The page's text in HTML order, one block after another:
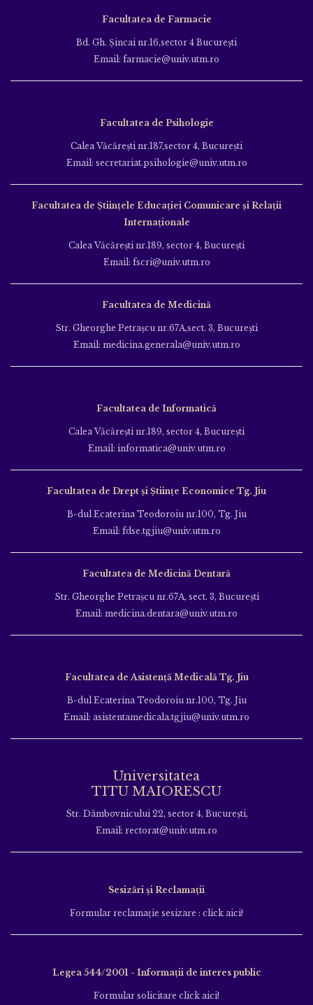
Facultatea de Farmacie
Bd. Gh. Şincai nr.16,sector 4 Bucureşti
Email: farmacie@univ.utm.ro
Facultatea de Psihologie
Calea Văcăreşti nr.187,sector 4, Bucureşti
Email: secretariat.psihologie@univ.utm.ro
Facultatea de Ştiinţele Educației Comunicare și Relații
Internaționale
Calea Văcăreşti nr.189, sector 4, Bucureşti
Email: fscri@univ.utm.ro
Facultatea de Medicină
Str. Gheorghe Petraşcu nr.67A,sect. 3, Bucureşti
Email: medicina.generala@univ.utm.ro
Facultatea de Informatică
Calea Văcăreşti nr.189, sector 4, Bucureşti
Email: informatica@univ.utm.ro
Facultatea de Drept și Științe Economice Tg. Jiu
B-dul Ecaterina Teodoroiu nr.100, Tg. Jiu
Email: fdse.tgjiu@univ.utm.ro
Facultatea de Medicină Dentară
Str. Gheorghe Petraşcu nr.67A, sect. 3, Bucureşti
Email: medicina.dentara@univ.utm.ro
Facultatea de Asistență Medicală Tg. Jiu
B-dul Ecaterina Teodoroiu nr.100, Tg. Jiu
Email: asistentamedicala.tgjiu@univ.utm.ro
Universitatea
TITU MAIORESCU
Str. Dâmbovnicului 22, sector 4, București,
Email: rectorat@univ.utm.ro
Sesizări și Reclamații
Formular reclamație sesizare : click aici!
Legea 544/2001 - Informații de interes public
Formular solicitare click aici!